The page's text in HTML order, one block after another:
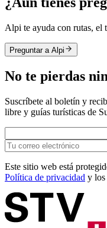
Alpi te ayuda con rutas, el
Preguntar a Alpi
No te pierdas
Suscríbete al boletín y
libre y guías turísticas de
Este sitio web está
Política de privacidad y los